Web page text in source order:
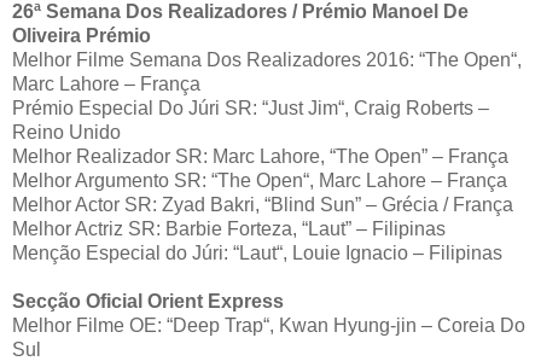
26ª Semana Dos Realizadores / Prémio Manoel De
Oliveira Prémio
Melhor Filme Semana Dos Realizadores 2016: “The Open“,
Marc Lahore – França
Prémio Especial Do Júri SR: “Just Jim“, Craig Roberts –
Reino Unido
Melhor Realizador SR: Marc Lahore, “The Open” – França
Melhor Argumento SR: “The Open“, Marc Lahore – França
Melhor Actor SR: Zyad Bakri, “Blind Sun” – Grécia / França
Melhor Actriz SR: Barbie Forteza, “Laut” – Filipinas
Menção Especial do Júri: “Laut“, Louie Ignacio – Filipinas
Secção Oficial Orient Express
Melhor Filme OE: “Deep Trap“, Kwan Hyung-jin – Coreia Do
Sul